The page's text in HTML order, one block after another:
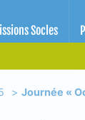
Socles
Journée «